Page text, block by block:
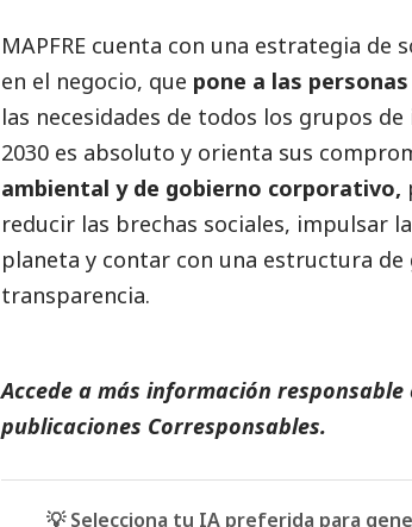
MAPFRE cuenta con una estrategia
en el negocio, que pone a las
las necesidades de todos los grupos
2030 es absoluto y orienta sus
ambiental y de gobierno corporativo,
reducir las brechas sociales, impulsar
planeta y contar con una estructura
transparencia.
Accede a más información
publicaciones Corresponsables.
💡 Selecciona tu IA preferida para